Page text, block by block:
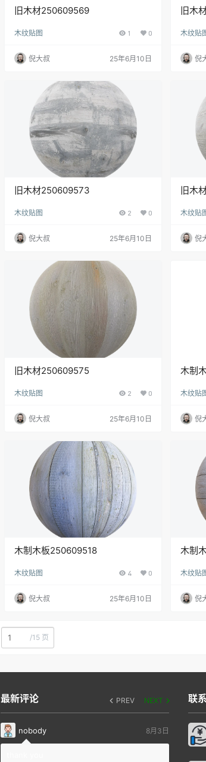
旧木材250609569
木纹贴图 1 0
倪大叔 25年6月10日
旧木
木纹贴
倪
旧木材250609573
木纹贴图 2 0
倪大叔 25年6月10日
旧木
木纹贴
倪
旧木材250609575
木纹贴图 2 0
倪大叔 25年6月10日
木制
木纹贴
倪
木制木板250609518
木纹贴图 4 0
倪大叔 25年6月10日
木制
木纹贴
倪
/15 页
最新评论 PREV NEXT
nobody 8月3日
联